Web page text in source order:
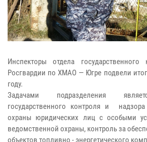
Инспекторы отдела государственного
Росгвардии по ХМАО — Югре подвели
году.
Задачами подразделения
государственного контроля и
охраны юридических лиц с особыми
ведомственной охраны, контроль за
объектов топливно - энергетического